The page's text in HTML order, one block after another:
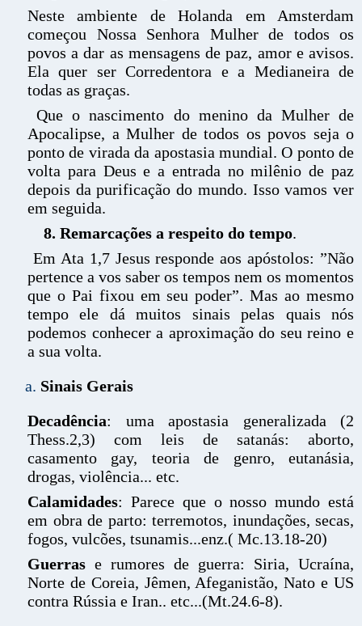
Neste ambiente de Holanda em Amsterdam
começou Nossa Senhora Mulher de todos os
povos a dar as mensagens de paz, amor e avisos.
Ela quer ser Corredentora e a Medianeira de
todas as graças.
Que o nascimento do menino da Mulher de
Apocalipse, a Mulher de todos os povos seja o
ponto de virada da apostasia mundial. O ponto de
volta para Deus e a entrada no milênio de paz
depois da purificação do mundo. Isso vamos ver
em seguida.
8. Remarcações a respeito do tempo.
Em Ata 1,7 Jesus responde aos apóstolos: ”Não
pertence a vos saber os tempos nem os momentos
que o Pai fixou em seu poder”. Mas ao mesmo
tempo ele dá muitos sinais pelas quais nós
podemos conhecer a aproximação do seu reino e
a sua volta.
Sinais Gerais
Decadência: uma apostasia generalizada (2
Thess.2,3) com leis de satanás: aborto,
casamento gay, teoria de genro, eutanásia,
drogas, violência... etc.
Calamidades: Parece que o nosso mundo está
em obra de parto: terremotos, inundações, secas,
fogos, vulcões, tsunamis...enz.( Mc.13.18-20)
Guerras e rumores de guerra: Siria, Ucraína,
Norte de Coreia, Jêmen, Afeganistão, Nato e US
contra Rússia e Iran.. etc...(Mt.24.6-8).